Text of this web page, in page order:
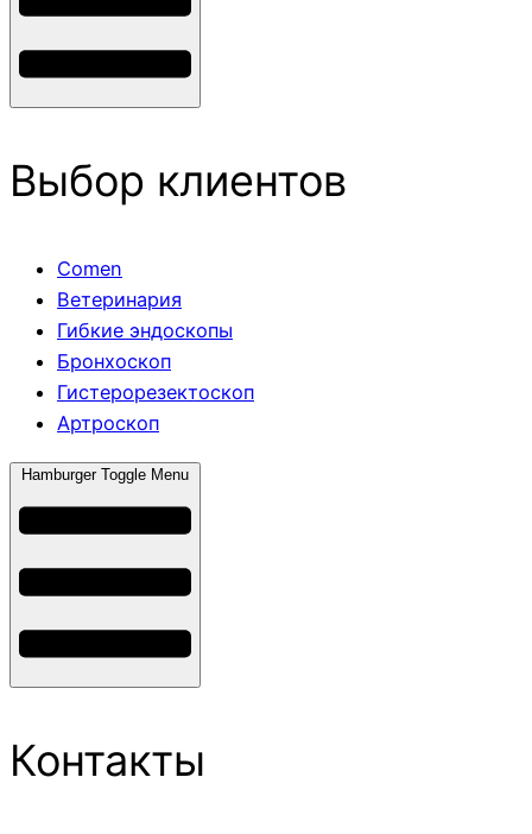
Выбор клиентов
Comen
Ветеринария
Гибкие эндоскопы
Бронхоскоп
Гистерорезектоскоп
Артроскоп
Hamburger Toggle Menu
Контакты